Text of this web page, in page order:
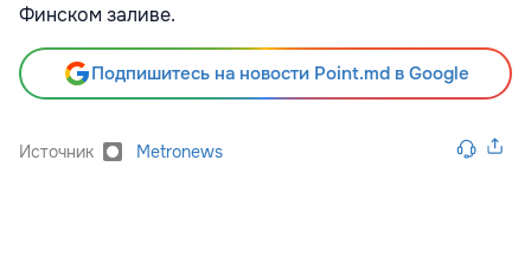
Финском заливе.
Подпишитесь на новости Point.md в Google
Источник Metronews